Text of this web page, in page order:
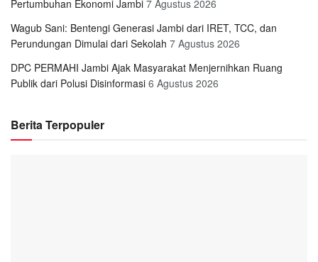
Pertumbuhan Ekonomi Jambi 7 Agustus 2026
Wagub Sani: Bentengi Generasi Jambi dari IRET, TCC, dan
Perundungan Dimulai dari Sekolah 7 Agustus 2026
DPC PERMAHI Jambi Ajak Masyarakat Menjernihkan Ruang
Publik dari Polusi Disinformasi 6 Agustus 2026
Berita Terpopuler